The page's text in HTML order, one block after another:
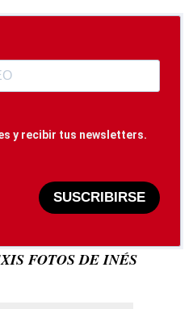
y recibir tus newsletters.
SUSCRIBIRSE
FOTOS DE INÉS